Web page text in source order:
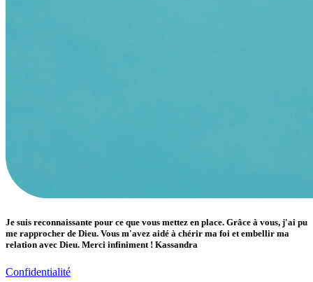
Je suis reconnaissante pour ce que vous mettez en place. Grâce à vous, j'ai pu
me rapprocher de Dieu. Vous m'avez aidé à chérir ma foi et embellir ma
relation avec Dieu. Merci infiniment ! Kassandra
Confidentialité